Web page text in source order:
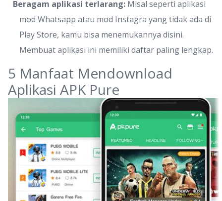
Beragam aplikasi terlarang: Misal seperti aplikasi
mod Whatsapp atau mod Instagra yang tidak ada di
Play Store, kamu bisa menemukannya disini.
Membuat aplikasi ini memiliki daftar paling lengkap.
5 Manfaat Mendownload
Aplikasi APK Pure